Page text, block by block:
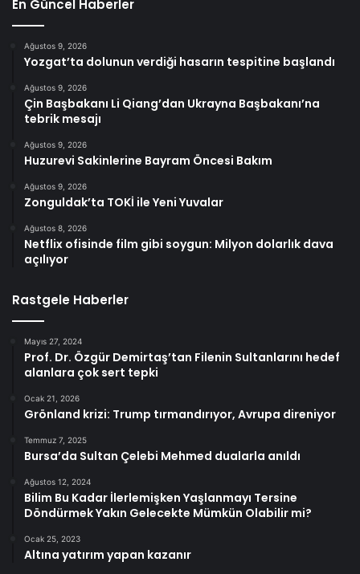
En Güncel Haberler
Ağustos 9, 2026
Yozgat’ta dolunun verdiği hasarın tespitine başlandı
Ağustos 9, 2026
Çin Başbakanı Li Qiang’dan Ukrayna Başbakanı’na
tebrik mesajı
Ağustos 9, 2026
Huzurevi Sakinlerine Bayram Öncesi Bakım
Ağustos 9, 2026
Zonguldak’ta TOKİ ile Yeni Yuvalar
Ağustos 8, 2026
Netflix ofisinde film gibi soygun: Milyon dolarlık dava
açılıyor
Rastgele Haberler
Mayıs 27, 2024
Prof. Dr. Özgür Demirtaş’tan Filenin Sultanlarını hedef
alanlara çok sert tepki
Ocak 21, 2026
Grönland krizi: Trump tırmandırıyor, Avrupa direniyor
Temmuz 7, 2025
Bursa’da Sultan Çelebi Mehmed dualarla anıldı
Ağustos 12, 2024
Bilim Bu Kadar İlerlemişken Yaşlanmayı Tersine
Döndürmek Yakın Gelecekte Mümkün Olabilir mi?
Ocak 25, 2023
Altına yatırım yapan kazanır